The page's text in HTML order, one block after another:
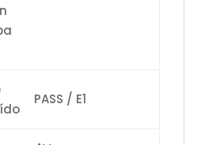
PASS / E1